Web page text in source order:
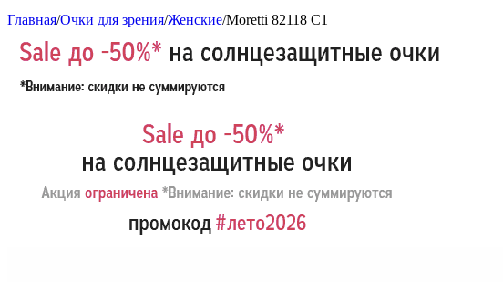
Главная/Очки для зрения/Женские/Moretti 82118 C1